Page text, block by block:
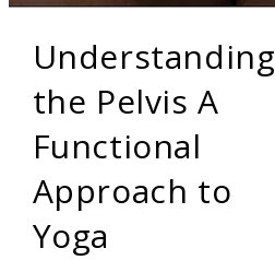
Understanding
the Pelvis A
Functional
Approach to
Yoga